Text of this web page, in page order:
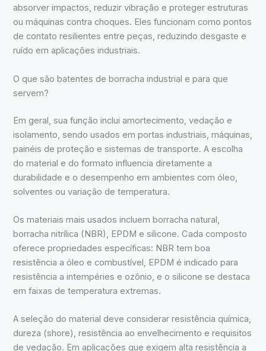
absorver impactos, reduzir vibração e proteger estruturas
ou máquinas contra choques. Eles funcionam como pontos
de contato resilientes entre peças, reduzindo desgaste e
ruído em aplicações industriais.
O que são batentes de borracha industrial e para que
servem?
Em geral, sua função inclui amortecimento, vedação e
isolamento, sendo usados em portas industriais, máquinas,
painéis de proteção e sistemas de transporte. A escolha
do material e do formato influencia diretamente a
durabilidade e o desempenho em ambientes com óleo,
solventes ou variação de temperatura.
Os materiais mais usados incluem borracha natural,
borracha nitrílica (NBR), EPDM e silicone. Cada composto
oferece propriedades específicas: NBR tem boa
resistência a óleo e combustível, EPDM é indicado para
resistência a intempéries e ozônio, e o silicone se destaca
em faixas de temperatura extremas.
A seleção do material deve considerar resistência química,
dureza (shore), resistência ao envelhecimento e requisitos
de vedação. Em aplicações que exigem alta resistência a